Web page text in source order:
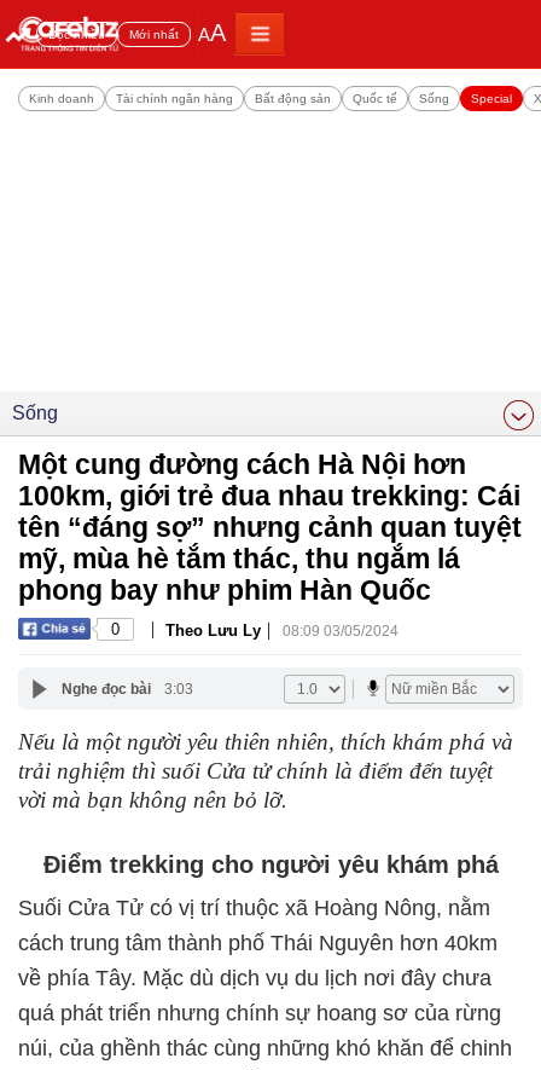
Đọc nhiều Mới nhất AA
Kinh doanh Tài chính ngân hàng Bất động sản Quốc tế Sống Special
Sống
Một cung đường cách Hà Nội hơn
100km, giới trẻ đua nhau trekking: Cái
tên “đáng sợ” nhưng cảnh quan tuyệt
mỹ, mùa hè tắm thác, thu ngắm lá
phong bay như phim Hàn Quốc
0 | Theo Lưu Ly | 08:09 03/05/2024
Nghe đọc bài 3:03
Nếu là một người yêu thiên nhiên, thích khám phá và
trải nghiệm thì suối Cửa tử chính là điểm đến tuyệt
vời mà bạn không nên bỏ lỡ.
Điểm trekking cho người yêu khám phá
Suối Cửa Tử có vị trí thuộc xã Hoàng Nông, nằm
cách trung tâm thành phố Thái Nguyên hơn 40km
về phía Tây. Mặc dù dịch vụ du lịch nơi đây chưa
quá phát triển nhưng chính sự hoang sơ của rừng
núi, của ghềnh thác cùng những khó khăn để chinh